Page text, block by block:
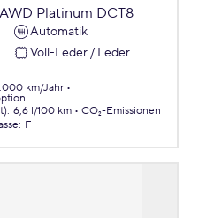
Platinum DCT8
Automatik
Voll-Leder / Leder
km/Jahr
: 6,6 l/100 km
CO₂-Emissionen
: F